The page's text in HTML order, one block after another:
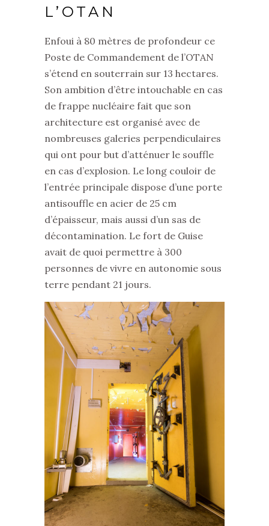
L’OTAN
Enfoui à 80 mètres de profondeur ce
Poste de Commandement de l’OTAN
s’étend en souterrain sur 13 hectares.
Son ambition d’être intouchable en cas
de frappe nucléaire fait que son
architecture est organisé avec de
nombreuses galeries perpendiculaires
qui ont pour but d’atténuer le souffle
en cas d’explosion. Le long couloir de
l’entrée principale dispose d’une porte
antisouffle en acier de 25 cm
d’épaisseur, mais aussi d’un sas de
décontamination. Le fort de Guise
avait de quoi permettre à 300
personnes de vivre en autonomie sous
terre pendant 21 jours.